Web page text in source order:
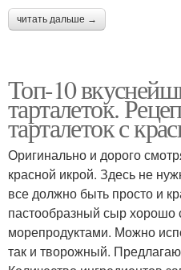
читать дальше →
Топ-10
тарталеток.
тарталеток с
Оригинально и дорого
красной икрой. Здесь не
все должно быть просто и
пастообразный сыр хорошо
морепродуктами. Можно
так и творожный.